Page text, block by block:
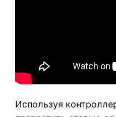
Используя